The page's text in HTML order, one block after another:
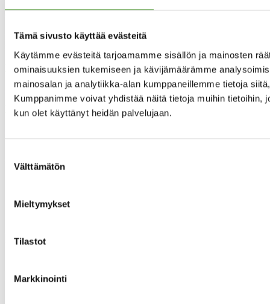
Tämä sivusto käyttää evästeitä
Käytämme evästeitä tarjoamamme sisällön ja mainosten
ominaisuuksien tukemiseen ja kävijämäärämme
mainosalan ja analytiikka-alan kumppaneillemme tietoja
Kumppanimme voivat yhdistää näitä tietoja muihin tietoihin,
kun olet käyttänyt heidän palvelujaan.
valinta
Välttämätön
Mieltymykset
Tilastot
Markkinointi
puh.0400 789 481
Tukihenkilöiden tupa
Saavutettavuusseloste
Tilaa uutiskirjeemme